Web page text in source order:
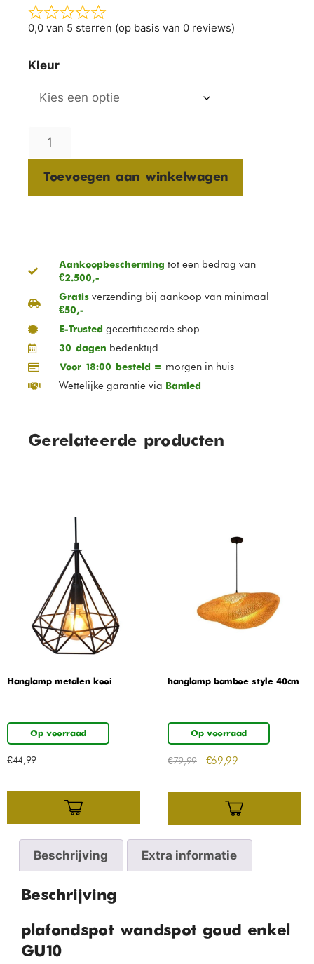
0,0 van 5 sterren (op basis van 0 reviews)
Kleur
Toevoegen aan winkelwagen
Aankoopbescherming tot een bedrag van
€2.500,-
Gratisverzending bij aankoop van minimaal
€50,-
E-Trusted gecertificeerde shop
30 dagen bedenktijd
Voor 18:00 besteld = morgen in huis
Wettelijke garantie via Bamled
Gerelateerde producten
Hanglamp metalen kooi
Op voorraad
€44,99
hanglamp bamboe style 40cm
Op voorraad
€79,99 €69,99
Beschrijving Extra informatie
Beschrijving
plafondspot wandspot goud enkel
GU10